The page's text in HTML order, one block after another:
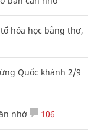
hóa học bằng thơ,
Quốc khánh 2/9
nhớ 106